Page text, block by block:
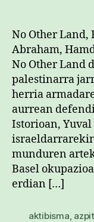
No Other Land,
Abraham,
No Other Land
palestinarra
herria
aurrean
Istorioan,
munduren
Basel
erdian […]
aktibisma